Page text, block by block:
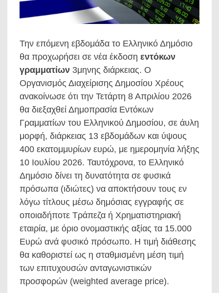
Την επόμενη εβδομάδα το Ελληνικό Δημόσιο
θα προχωρήσει σε νέα έκδοση εντόκων
γραμματίων 3μηνης διάρκειας. Ο
Οργανισμός Διαχείρισης Δημοσίου Χρέους
ανακοίνωσε ότι την Τετάρτη 8 Απριλίου 2026
θα διεξαχθεί Δημοπρασία Εντόκων
Γραμματίων του Ελληνικού Δημοσίου, σε άυλη
μορφή, διάρκειας 13 εβδομάδων και ύψους
400 εκατομμυρίων ευρώ, με ημερομηνία λήξης
10 Ιουλίου 2026. Ταυτόχρονα, το Ελληνικό
Δημόσιο δίνει τη δυνατότητα σε φυσικά
πρόσωπα (ιδιώτες) να αποκτήσουν τους εν
λόγω τίτλους μέσω δημόσιας εγγραφής σε
οποιαδήποτε Τράπεζα ή Χρηματιστηριακή
εταιρία, με όριο ονομαστικής αξίας τα 15.000
Ευρώ ανά φυσικό πρόσωπο. Η τιμή διάθεσης
θα καθοριστεί ως η σταθμισμένη μέση τιμή
των επιτυχουσών ανταγωνιστικών
προσφορών (weighted average price).